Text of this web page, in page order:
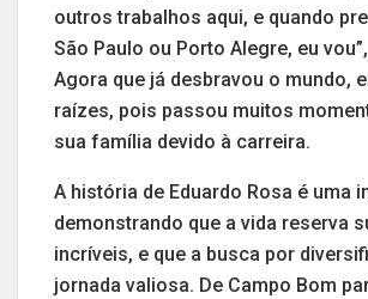
outros trabalhos aqui, e quando
São Paulo ou Porto Alegre, eu
Agora que já desbravou o mundo,
raízes, pois passou muitos
sua família devido à carreira.
A história de Eduardo Rosa é uma
demonstrando que a vida reserva
incríveis, e que a busca por
jornada valiosa. De Campo Bom